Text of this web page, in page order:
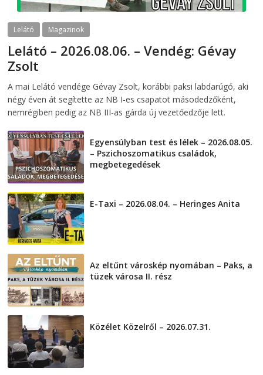
Lelátó Magazinok
Lelátó – 2026.08.06. – Vendég: Gévay
Zsolt
A mai Lelátó vendége Gévay Zsolt, korábbi paksi labdarúgó, aki
négy éven át segítette az NB I-es csapatot másodedzőként,
nemrégiben pedig az NB III-as gárda új vezetőedzője lett.
Egyensúlyban test és lélek – 2026.08.05.
– Pszichoszomatikus családok,
megbetegedések
E-Taxi – 2026.08.04. – Heringes Anita
Az eltűnt városkép nyomában – Paks, a
tüzek városa II. rész
Közélet Közelről – 2026.07.31.